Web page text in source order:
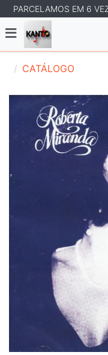
PARCELAMOS EM 6
CATÁLOGO